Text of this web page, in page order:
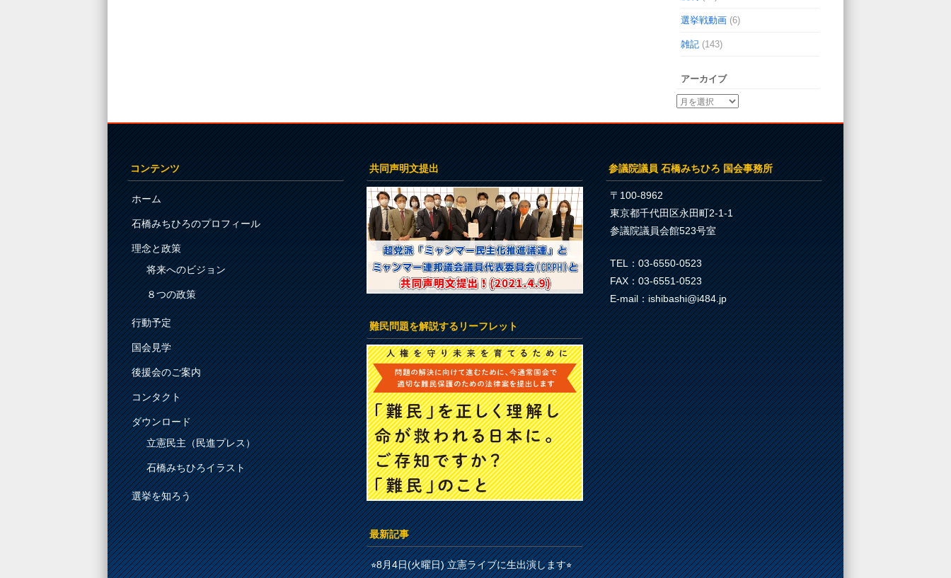
選挙戦動画 (6)
雑記 (143)
アーカイブ
コンテンツ
ホーム
石橋みちひろのプロフィール
理念と政策
将来へのビジョン
８つの政策
行動予定
国会見学
後援会のご案内
コンタクト
ダウンロード
立憲民主（民進プレス）
石橋みちひろイラスト
選挙を知ろう
共同声明文提出
難民問題を解説するリーフレット
最新記事
⭐︎8月4日(火曜日) 立憲ライブに生出演します⭐︎
参議院議員 石橋みちひろ 国会事務所
〒100-8962
東京都千代田区永田町2-1-1
参議院議員会館523号室
TEL：03-6550-0523
FAX：03-6551-0523
E-mail：ishibashi@i484.jp